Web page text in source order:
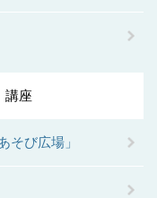
講座
そび広場」